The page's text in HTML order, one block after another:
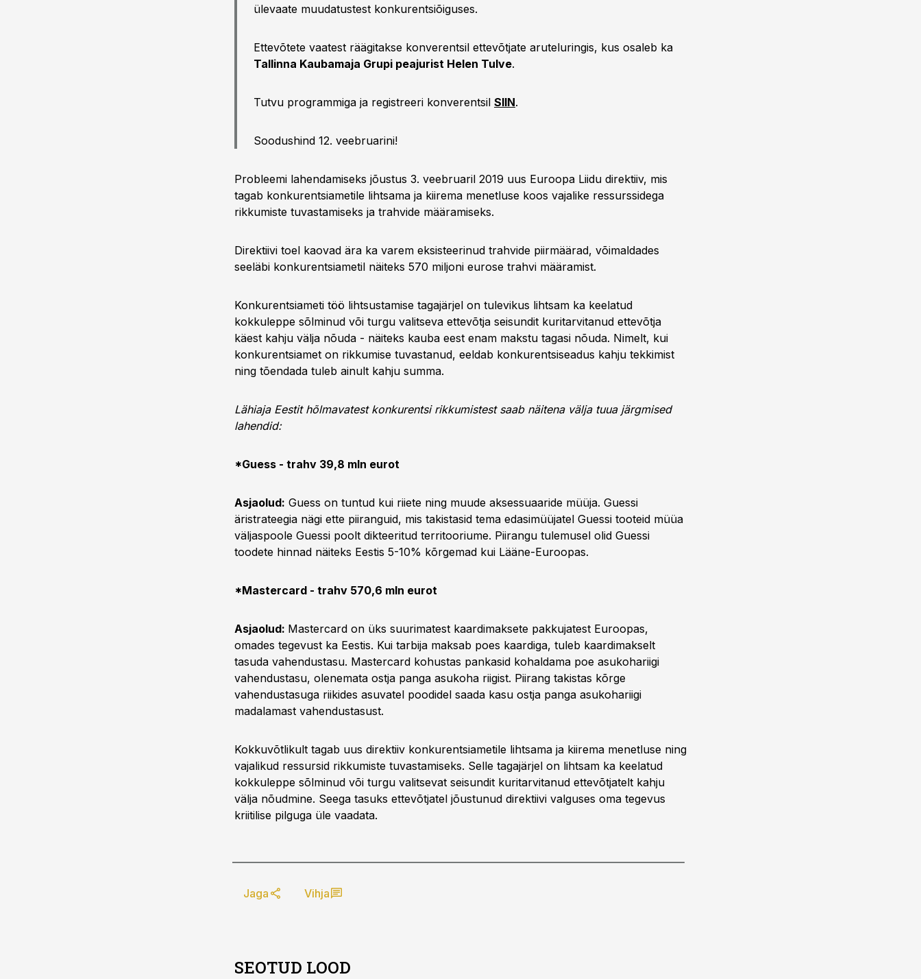
ülevaate muudatustest konkurentsiõiguses.
Ettevõtete vaatest räägitakse konverentsil ettevõtjate aruteluringis, kus osaleb ka
Tallinna Kaubamaja Grupi peajurist Helen Tulve.
Tutvu programmiga ja registreeri konverentsil SIIN.
Soodushind 12. veebruarini!
Probleemi lahendamiseks jõustus 3. veebruaril 2019 uus Euroopa Liidu direktiiv, mis
tagab konkurentsiametile lihtsama ja kiirema menetluse koos vajalike ressurssidega
rikkumiste tuvastamiseks ja trahvide määramiseks.
Direktiivi toel kaovad ära ka varem eksisteerinud trahvide piirmäärad, võimaldades
seeläbi konkurentsiametil näiteks 570 miljoni eurose trahvi määramist.
Konkurentsiameti töö lihtsustamise tagajärjel on tulevikus lihtsam ka keelatud
kokkuleppe sõlminud või turgu valitseva ettevõtja seisundit kuritarvitanud ettevõtja
käest kahju välja nõuda - näiteks kauba eest enam makstu tagasi nõuda. Nimelt, kui
konkurentsiamet on rikkumise tuvastanud, eeldab konkurentsiseadus kahju tekkimist
ning tõendada tuleb ainult kahju summa.
Lähiaja Eestit hõlmavatest konkurentsi rikkumistest saab näitena välja tuua järgmised
lahendid:
*Guess - trahv 39,8 mln eurot
Asjaolud: Guess on tuntud kui riiete ning muude aksessuaaride müüja. Guessi
äristrateegia nägi ette piiranguid, mis takistasid tema edasimüüjatel Guessi tooteid müüa
väljaspoole Guessi poolt dikteeritud territooriume. Piirangu tulemusel olid Guessi
toodete hinnad näiteks Eestis 5-10% kõrgemad kui Lääne-Euroopas.
*Mastercard - trahv 570,6 mln eurot
Asjaolud: Mastercard on üks suurimatest kaardimaksete pakkujatest Euroopas,
omades tegevust ka Eestis. Kui tarbija maksab poes kaardiga, tuleb kaardimakselt
tasuda vahendustasu. Mastercard kohustas pankasid kohaldama poe asukohariigi
vahendustasu, olenemata ostja panga asukoha riigist. Piirang takistas kõrge
vahendustasuga riikides asuvatel poodidel saada kasu ostja panga asukohariigi
madalamast vahendustasust.
Kokkuvõtlikult tagab uus direktiiv konkurentsiametile lihtsama ja kiirema menetluse ning
vajalikud ressursid rikkumiste tuvastamiseks. Selle tagajärjel on lihtsam ka keelatud
kokkuleppe sõlminud või turgu valitsevat seisundit kuritarvitanud ettevõtjatelt kahju
välja nõudmine. Seega tasuks ettevõtjatel jõustunud direktiivi valguses oma tegevus
kriitilise pilguga üle vaadata.
Jaga Vihja
SEOTUD LOOD